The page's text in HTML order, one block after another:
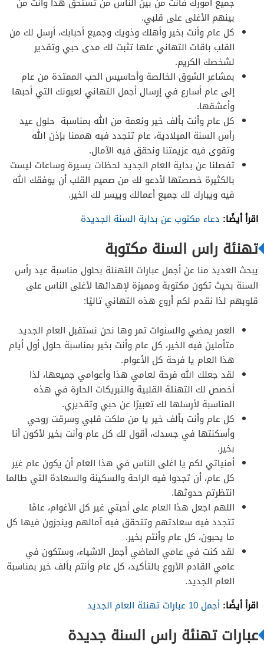
بينهم الأغلى على قلبي.
كل عام وأنت بخير وأهلك وذويك وجميع أحبابك، أرسل لك من
القلب باقات التهاني علها تثبت لك مدى حبي وتقدير
لشخصك الكريم.
بمشاعر الشوق الخالصة وأحاسيس الحب الممتدة من عام
إلى عام أسارع في إرسال أجمل التهاني لعيونك التي أحبها
وأعشقها.
كل عام وأنت بألف خير ونعمة من الله بمناسبة حلول عيد
رأس السنة الميلادية، عام تتجدد فيه هممنا بإذن الله
وتقوى فيه عزيمتنا ونحقق فيه الآمال.
تفصلنا عن بداية العام الجديد لحظات يسيرة وساعات ليست
بالكثيرة خصصتها لأدعو لك من صميم القلب أن يوفقك الله
فيه ويبارك لك جميع أعمالك وييسر لك الخير.
اقرأ أيضًا: دعاء مكتوب عن بداية السنة الجديدة
تهنئة راس السنة مكتوبة
يبحث العديد منا عن أجمل عبارات التهنئة بحلول مناسبة عيد رأس
السنة بحيث تكون مكتوبة ومميزة لإهدائها لأغلى الناس على
قلوبهم لذا نقدم لكم أروع هذه التهاني تاليًا:
العمر يمضي والسنوات تمر وها نحن نستقبل العام الجديد
متأملين فيه الخير، كل عام وأنت بخير بمناسبة حلول أول أيام
هذا العام يا فرحة كل الأعوام.
لقد جعلك الله فرحة لعامي هذا وأعوامي جميعها، لذا
أخصص لك التهنئة القلبية والتبريكات الحارة في هذه
المناسبة لأرسلها لك تعبيرًا عن حبي وتقديري.
كل عام وأنت بألف خير يا من ملكت قلبي وسرقت روحي
وأسكنتها في جسدك، أقول لك كل عام وأنت بخير لأكون أنا
بخير.
أمنياتي لكم يا اغلى الناس في هذا العام أن يكون عام غير
كل عام، أن تجدوا فيه الراحة والسكينة والسعادة التي طالما
انتظرتم حدوثها.
اللهم اجعل هذا العام على أحبتي غير كل الأغوام، عامًا
تتجدد فيه سعادتهم وتتحقق فيه آمالهم وينجزون فيها كل
ما يحبون، كل عام وأنتم بخير.
لقد كنت في عامي الماضي أجمل الاشياء، وستكون في
عامي القادم الأروع بالتأكيد، كل عام وأنتم بألف خير بمناسبة
العام الجديد.
اقرأ أيضًا: أجمل 10 عبارات تهنئة العام الجديد
عبارات تهنئة راس السنة جديدة